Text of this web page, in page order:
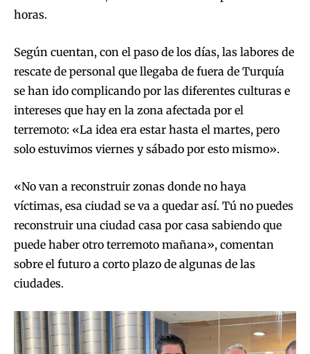
horas.
Según cuentan, con el paso de los días, las labores de
rescate de personal que llegaba de fuera de Turquía
se han ido complicando por las diferentes culturas e
intereses que hay en la zona afectada por el
terremoto: «La idea era estar hasta el martes, pero
solo estuvimos viernes y sábado por esto mismo».
«No van a reconstruir zonas donde no haya
víctimas, esa ciudad se va a quedar así. Tú no puedes
reconstruir una ciudad casa por casa sabiendo que
puede haber otro terremoto mañana», comentan
sobre el futuro a corto plazo de algunas de las
ciudades.